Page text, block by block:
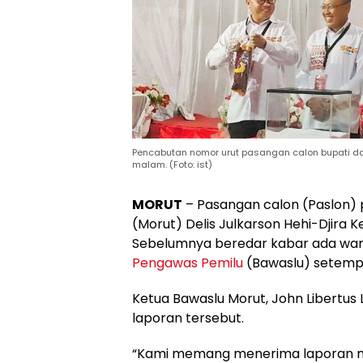
Pencabutan nomor urut pasangan calon bupati
malam. (Foto: ist)
MORUT – Pasangan calon
(Morut) Delis Julkarson Hehi-Djira
Sebelumnya beredar kabar ada
Pengawas Pemilu (Bawaslu)
Ketua Bawaslu Morut, John
laporan tersebut.
“Kami memang menerima laporan